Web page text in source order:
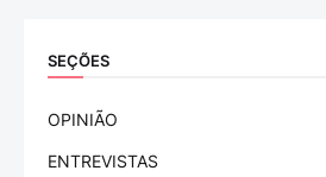
SEÇÕES
OPINIÃO
ENTREVISTAS